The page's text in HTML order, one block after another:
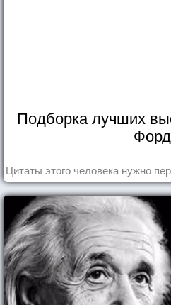
Подборка лучших
Цитаты этого человека нужно